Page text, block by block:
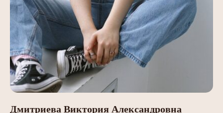
Дмитриева Виктория Александровна